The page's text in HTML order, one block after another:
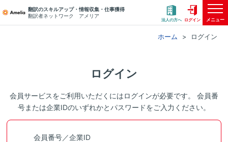
翻訳のスキルアップ・情報収集・仕事獲得
翻訳者ネットワーク アメリア
法人の方へ ログイン メニュー
ホーム ログイン
ログイン
会員サービスをご利用いただくにはログインが必要です。 会員番
号または企業IDのいずれかとパスワードをご入力ください。
会員番号／企業ID